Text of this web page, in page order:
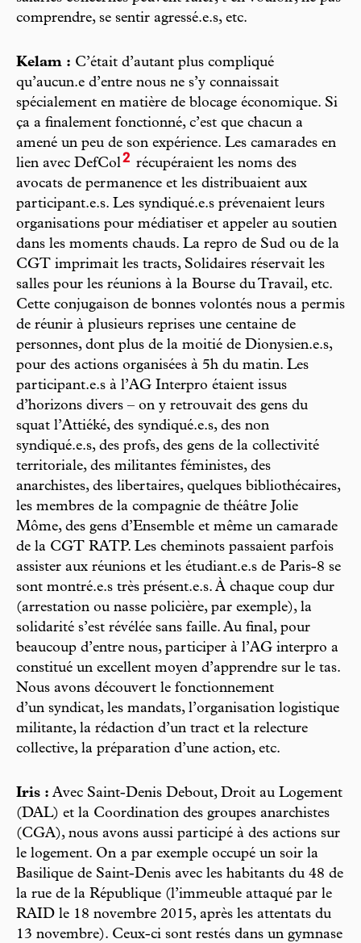
comprendre, se sentir agressé.e.s, etc.
Kelam : C’était d’autant plus compliqué
qu’aucun.e d’entre nous ne s’y connaissait
spécialement en matière de blocage économique. Si
ça a finalement fonctionné, c’est que chacun a
amené un peu de son expérience. Les camarades en
lien avec DefCol2 récupéraient les noms des
avocats de permanence et les distribuaient aux
participant.e.s. Les syndiqué.e.s prévenaient leurs
organisations pour médiatiser et appeler au soutien
dans les moments chauds. La repro de Sud ou de la
CGT imprimait les tracts, Solidaires réservait les
salles pour les réunions à la Bourse du Travail, etc.
Cette conjugaison de bonnes volontés nous a permis
de réunir à plusieurs reprises une centaine de
personnes, dont plus de la moitié de Dionysien.e.s,
pour des actions organisées à 5h du matin. Les
participant.e.s à l’AG Interpro étaient issus
d’horizons divers – on y retrouvait des gens du
squat l’Attiéké, des syndiqué.e.s, des non
syndiqué.e.s, des profs, des gens de la collectivité
territoriale, des militantes féministes, des
anarchistes, des libertaires, quelques bibliothécaires,
les membres de la compagnie de théâtre Jolie
Môme, des gens d’Ensemble et même un camarade
de la CGT RATP. Les cheminots passaient parfois
assister aux réunions et les étudiant.e.s de Paris-8 se
sont montré.e.s très présent.e.s. À chaque coup dur
(arrestation ou nasse policière, par exemple), la
solidarité s’est révélée sans faille. Au final, pour
beaucoup d’entre nous, participer à l’AG interpro a
constitué un excellent moyen d’apprendre sur le tas.
Nous avons découvert le fonctionnement
d’un syndicat, les mandats, l’organisation logistique
militante, la rédaction d’un tract et la relecture
collective, la préparation d’une action, etc.
Iris : Avec Saint-Denis Debout, Droit au Logement
(DAL) et la Coordination des groupes anarchistes
(CGA), nous avons aussi participé à des actions sur
le logement. On a par exemple occupé un soir la
Basilique de Saint-Denis avec les habitants du 48 de
la rue de la République (l’immeuble attaqué par le
RAID le 18 novembre 2015, après les attentats du
13 novembre). Ceux-ci sont restés dans un gymnase